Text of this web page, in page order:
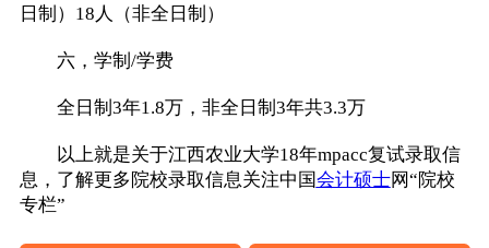
日制）18人（非全日制）
六，学制/学费
全日制3年1.8万，非全日制3年共3.3万
以上就是关于江西农业大学18年mpacc复试录取信
息，了解更多院校录取信息关注中国会计硕士网“院校
专栏”